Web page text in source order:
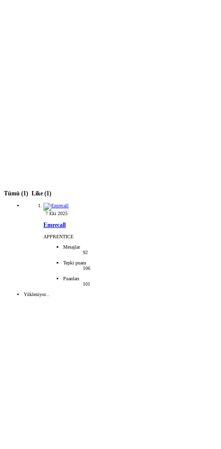
Tümü (1) Like (1)
7 Eki 2025
Emrecall
APPRENTICE
Mesajlar
92
Tepki puanı
106
Puanları
101
Yükleniyor...